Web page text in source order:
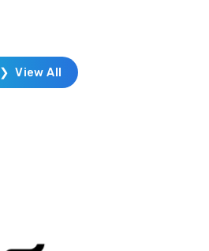
❯ View All